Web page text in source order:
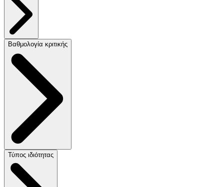
Βαθμολογία κριτικής
Τύπος ιδιότητας